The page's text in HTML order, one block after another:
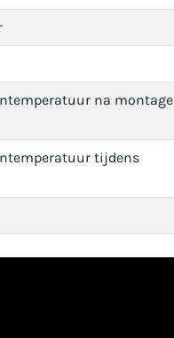
na montage
tijdens